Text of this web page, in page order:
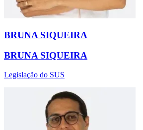
BRUNA SIQUEIRA
BRUNA SIQUEIRA
Legislação do SUS